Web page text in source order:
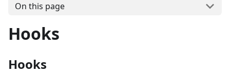
On this page
Hooks
Hooks